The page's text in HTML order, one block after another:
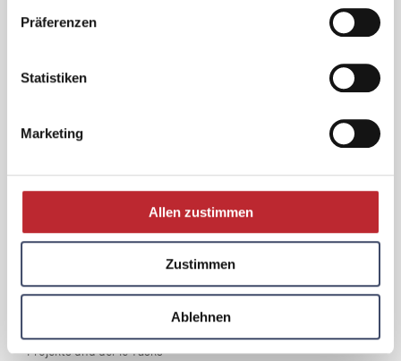
Präferenzen
Statistiken
Marketing
Allen zustimmen
Zustimmen
Ablehnen
Werte noch mehr leben und in unseren Alltag
hier die Bedürfnisse aller (Teilzeitangestellte,
anderen) berücksichtigt.
- Geschenke bei der Geburt eines Kindes und
Harmony* noch mehr verstärken:
a) Computer & Büromöbel-Möglichkeit im
regelmäßigen chats und standups (agile
Software Development) wir sind ständig
Projekts und der ie Tasks